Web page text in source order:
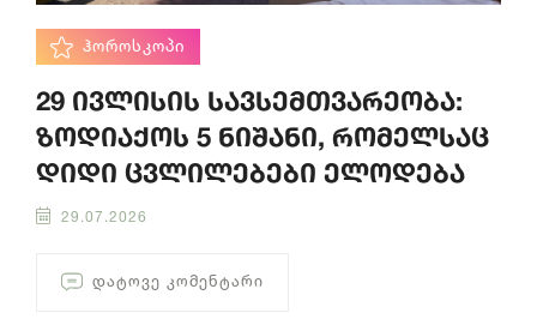
ᲰᲝᲠᲝᲡᲙᲝᲞᲘ
29 ივლისის სავსემთვარეობა:
ზოდიაქოს 5 ნიშანი, რომელსაც
დიდი ცვლილებები ელოდება
29.07.2026
ᲓᲐᲢᲝᲕᲔ ᲙᲝᲛᲔᲜᲢᲐᲠᲘ